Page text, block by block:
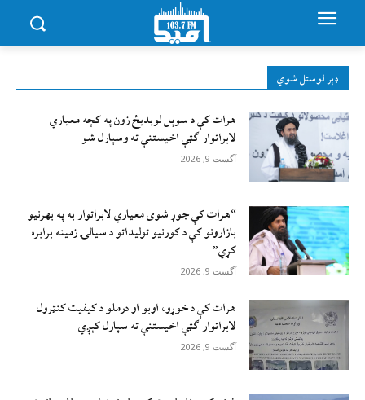
ډېر لوستل شوي
هرات کې د سوېل ‌لویدیځ زون په کچه معیاري
لابراتوار ګټې اخیستنې ته وسپارل شو
آگست 9, 2026
“هرات کې جوړ شوی معیاري لابراتوار به په بهرنیو
بازارونو کې د کورنیو تولیداتو د سیالۍ زمینه برابره
کړي”
آگست 9, 2026
هرات کې د خوړو، اوبو او درملو د کیفیت کنټرول
لابراتوار ګټې اخيستنې ته سپارل کېږي
آگست 9, 2026